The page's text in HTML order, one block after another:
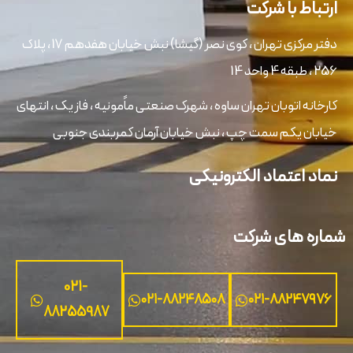
با شرکت
دفتر مرکزی تهران ، کوی نصر (گیشا) نبش خیابان هفدهم 17 ، پلاک
اتوبان تهران ساوه ، شهرک صنعتی ماًمونیه ، فاز یک ، انتهای
یکم سمت چپ ، نبش خیابان آرمان کمربندی جنوبی
اعتماد الکترونیکی
های شرکت
۸۸۲۴۷۹۷۶ ۰۲۱-۸۸۲۴۸۵۰۸
88255987